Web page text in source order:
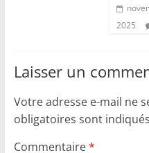
2025
Laisser un
Votre adresse e-mail ne
obligatoires sont
Commentaire*